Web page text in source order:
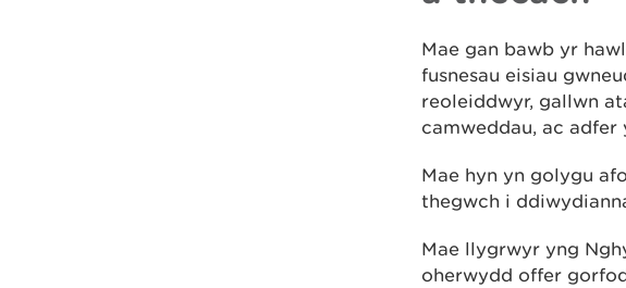
Mae gan bawb yr
fusnesau eisiau
reoleiddwyr, gallwn
camweddau, ac
Mae hyn yn golygu
thegwch i
Mae llygrwyr yng
oherwydd offer